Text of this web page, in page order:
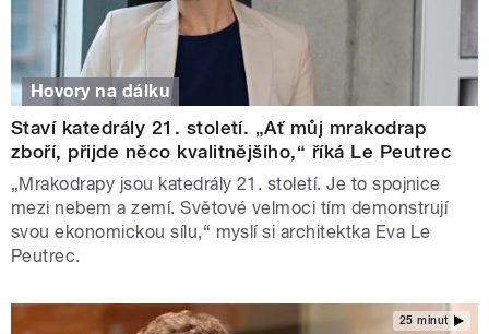
Hovory na dálku
Staví katedrály 21. století. „Ať můj mrakodrap
zboří, přijde něco kvalitnějšího,“ říká Le Peutrec
„Mrakodrapy jsou katedrály 21. století. Je to spojnice
mezi nebem a zemí. Světové velmoci tím demonstrují
svou ekonomickou sílu,“ myslí si architektka Eva Le
Peutrec.
25 minut